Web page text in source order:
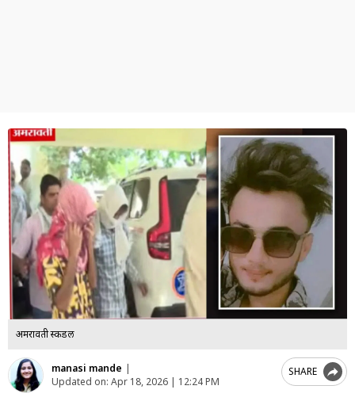
अमरावती स्कॅंडल
manasi mande |
Updated on: Apr 18, 2026 | 12:24 PM
SHARE